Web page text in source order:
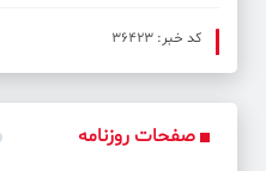
کد خبر: 36423
نامه‌نگاری جدید شورایی‌ها با
صفحات روزنامه